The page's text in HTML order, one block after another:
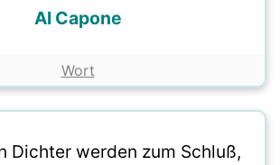
Al Capone
Wort
Dichter werden zum Schluß,